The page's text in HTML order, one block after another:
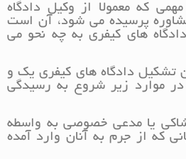
که معمولا از وکیل دادگاه
پرسیده می شود، آن است
های کیفری به چه نحو می
ماده 22 قانون تشکیل دادگاه های کیفری یک و
در موارد زیر شروع به رسیدگی
یا مدعی خصوصی به واسطه
که از جرم به آنان وارد آمده